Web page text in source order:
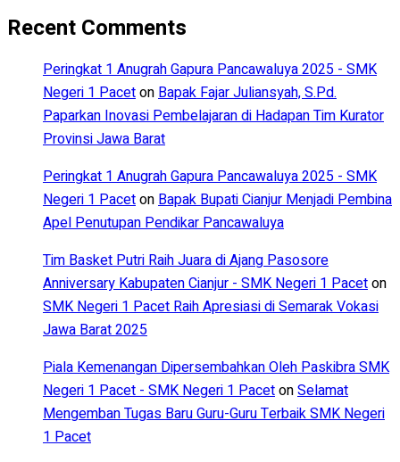
Recent Comments
Peringkat 1 Anugrah Gapura Pancawaluya 2025 - SMK
Negeri 1 PacetonBapak Fajar Juliansyah, S.Pd.
Paparkan Inovasi Pembelajaran di Hadapan Tim Kurator
Provinsi Jawa Barat
Peringkat 1 Anugrah Gapura Pancawaluya 2025 - SMK
Negeri 1 PacetonBapak Bupati Cianjur Menjadi Pembina
Apel Penutupan Pendikar Pancawaluya
Tim Basket Putri Raih Juara di Ajang Pasosore
Anniversary Kabupaten Cianjur - SMK Negeri 1 Paceton
SMK Negeri 1 Pacet Raih Apresiasi di Semarak Vokasi
Jawa Barat 2025
Piala Kemenangan Dipersembahkan Oleh Paskibra SMK
Negeri 1 Pacet - SMK Negeri 1 PacetonSelamat
Mengemban Tugas Baru Guru-Guru Terbaik SMK Negeri
1 Pacet